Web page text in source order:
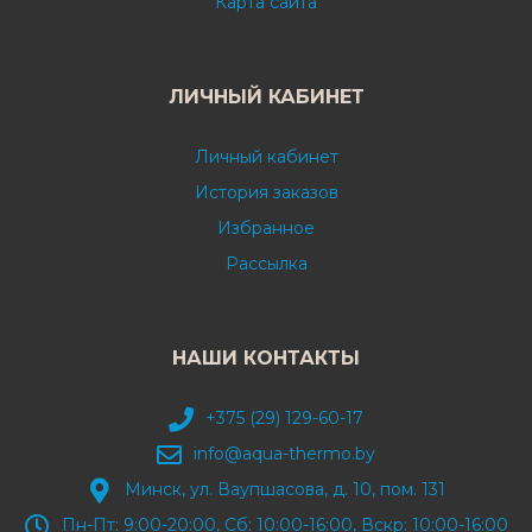
ЛИЧНЫЙ КАБИНЕТ
Личный кабинет
История заказов
Избранное
Рассылка
НАШИ КОНТАКТЫ
+375 (29) 129-60-17
info@aqua-thermo.by
Минск, ул. Ваупшасова, д. 10, пом. 131
Пн-Пт: 9:00-20:00, Сб: 10:00-16:00, Вскр: 10:00-16:00